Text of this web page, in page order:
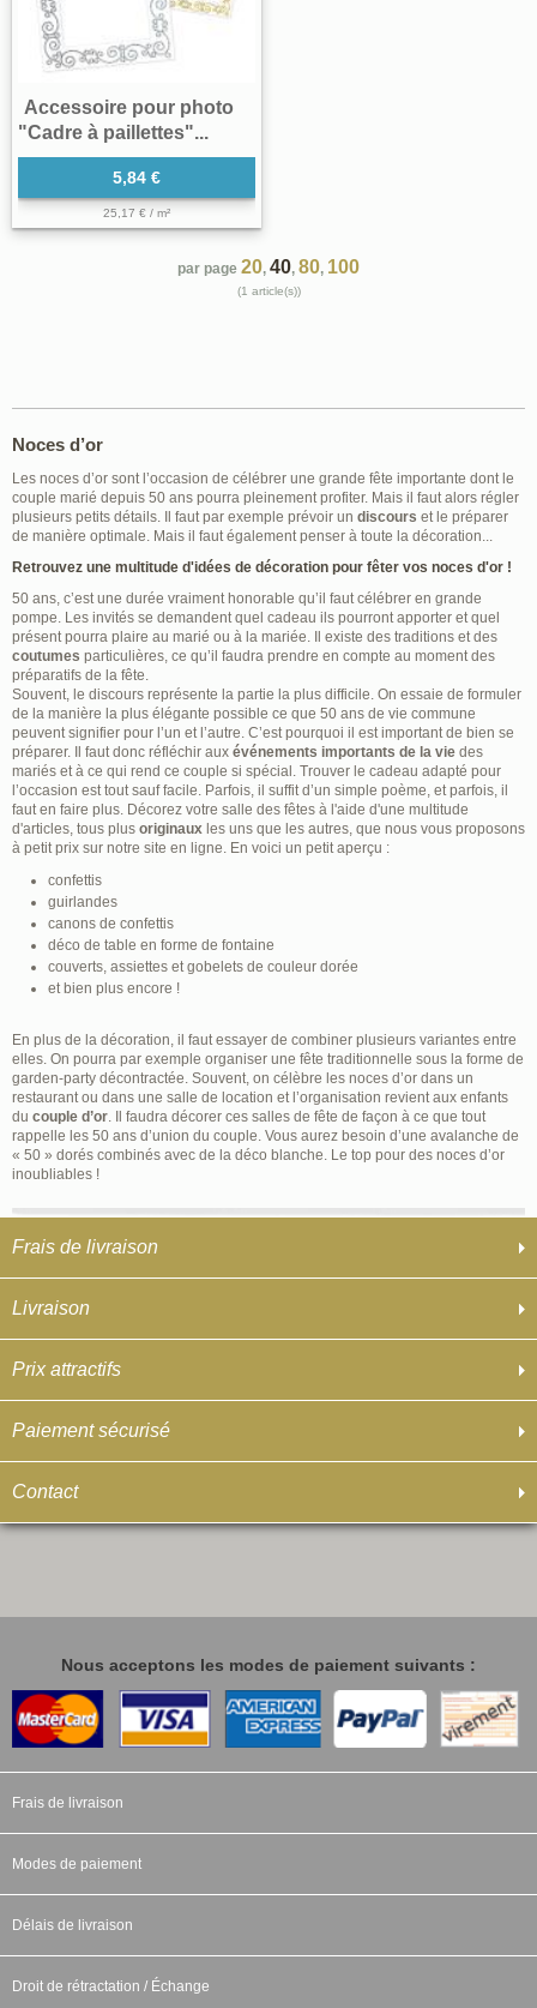
Frais de livraison
Livraison
Prix attractifs
Paiement sécurisé
Contact
Accessoire pour photo
"Cadre à paillettes"...
5,84 €
25,17 € / m²
par page 20, 40, 80, 100
(1 article(s))
Noces d’or
Les noces d’or sont l’occasion de célébrer une grande fête importante dont le
couple marié depuis 50 ans pourra pleinement profiter. Mais il faut alors régler
plusieurs petits détails. Il faut par exemple prévoir un discours et le préparer
de manière optimale. Mais il faut également penser à toute la décoration...
Retrouvez une multitude d'idées de décoration pour fêter vos noces d'or !
50 ans, c’est une durée vraiment honorable qu’il faut célébrer en grande
pompe. Les invités se demandent quel cadeau ils pourront apporter et quel
présent pourra plaire au marié ou à la mariée. Il existe des traditions et des
coutumes particulières, ce qu’il faudra prendre en compte au moment des
préparatifs de la fête.
Souvent, le discours représente la partie la plus difficile. On essaie de formuler
de la manière la plus élégante possible ce que 50 ans de vie commune
peuvent signifier pour l’un et l’autre. C’est pourquoi il est important de bien se
préparer. Il faut donc réfléchir aux événements importants de la vie des
mariés et à ce qui rend ce couple si spécial. Trouver le cadeau adapté pour
l’occasion est tout sauf facile. Parfois, il suffit d’un simple poème, et parfois, il
faut en faire plus. Décorez votre salle des fêtes à l'aide d'une multitude
d'articles, tous plus originaux les uns que les autres, que nous vous proposons
à petit prix sur notre site en ligne. En voici un petit aperçu :
confettis
guirlandes
canons de confettis
déco de table en forme de fontaine
couverts, assiettes et gobelets de couleur dorée
et bien plus encore !
En plus de la décoration, il faut essayer de combiner plusieurs variantes entre
elles. On pourra par exemple organiser une fête traditionnelle sous la forme de
garden-party décontractée. Souvent, on célèbre les noces d’or dans un
restaurant ou dans une salle de location et l’organisation revient aux enfants
du couple d’or. Il faudra décorer ces salles de fête de façon à ce que tout
rappelle les 50 ans d’union du couple. Vous aurez besoin d’une avalanche de
« 50 » dorés combinés avec de la déco blanche. Le top pour des noces d’or
inoubliables !
Nous acceptons les modes de paiement suivants :
Frais de livraison
Modes de paiement
Délais de livraison
Droit de rétractation / Échange